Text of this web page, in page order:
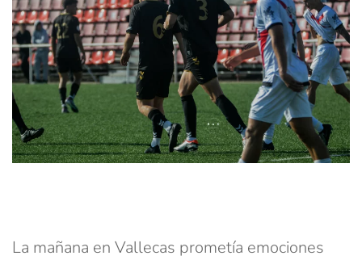
La mañana en Vallecas prometía emociones